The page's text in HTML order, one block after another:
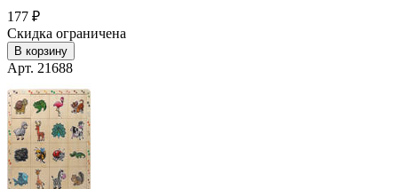
177 ₽
Скидка ограничена
В корзину
Арт. 21688